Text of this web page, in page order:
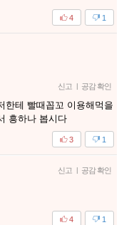
1
4
신고 | 공감 확인
한테 빨때꼽꼬 이용해먹을
흥하나 봅시다
1
3
신고 | 공감 확인
1
4